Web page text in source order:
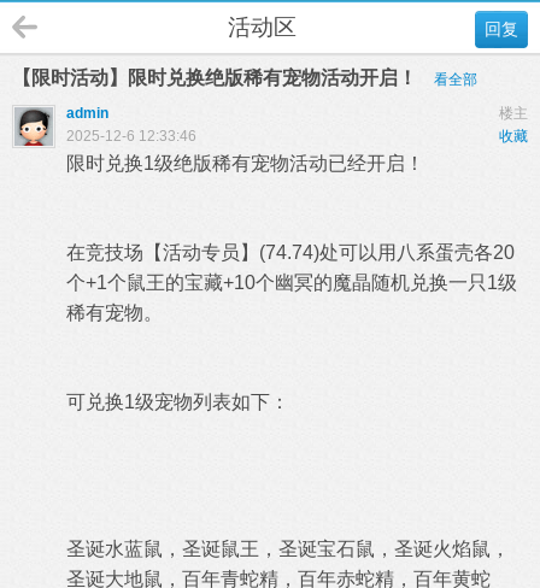
回复
活动区
【限时活动】限时兑换绝版稀有宠物活动开启！
看全部
楼主
admin
收藏
2025-12-6 12:33:46
限时兑换1级绝版稀有宠物活动已经开启！
在竞技场【活动专员】(74.74)处可以用八系蛋壳各20
个+1个鼠王的宝藏+10个幽冥的魔晶随机兑换一只1级
稀有宠物。
可兑换1级宠物列表如下：
圣诞水蓝鼠， 圣诞鼠王，圣诞宝石鼠， 圣诞火焰鼠，
圣诞大地鼠，百年青蛇精 ，百年赤蛇精 ，百年黄蛇